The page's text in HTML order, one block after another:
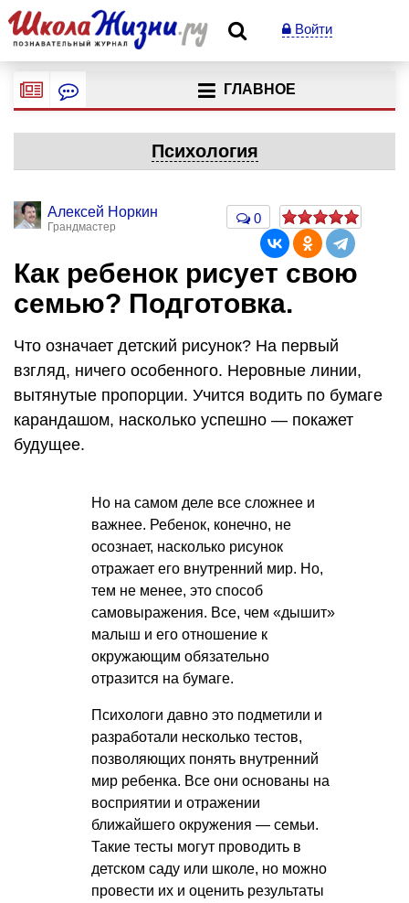
Войти
ГЛАВНОЕ
Психология
Алексей Норкин
Грандмастер
0
Как ребенок рисует свою
семью? Подготовка.
Что означает детский рисунок? На первый
взгляд, ничего особенного. Неровные линии,
вытянутые пропорции. Учится водить по бумаге
карандашом, насколько успешно — покажет
будущее.
Но на самом деле все сложнее и
важнее. Ребенок, конечно, не
осознает, насколько рисунок
отражает его внутренний мир. Но,
тем не менее, это способ
самовыражения. Все, чем «дышит»
малыш и его отношение к
окружающим обязательно
отразится на бумаге.
Психологи давно это подметили и
разработали несколько тестов,
позволяющих понять внутренний
мир ребенка. Все они основаны на
восприятии и отражении
ближайшего окружения — семьи.
Такие тесты могут проводить в
детском саду или школе, но можно
провести их и оценить результаты